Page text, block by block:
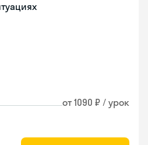
от 1090 ₽ / урок